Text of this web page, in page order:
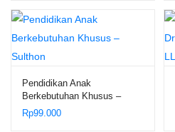
M.H.
Pendidikan Anak
Berkebutuhan Khusus –
Sulthon
Rp99.000